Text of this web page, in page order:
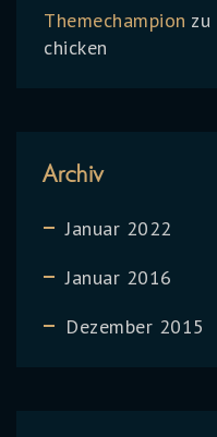
Themechampion zu
chicken
Archiv
Januar 2022
Januar 2016
Dezember 2015